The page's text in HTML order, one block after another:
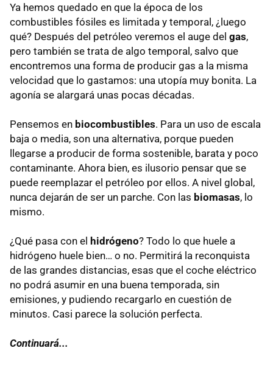
Ya hemos quedado en que la época de los
combustibles fósiles es limitada y temporal, ¿luego
qué? Después del petróleo veremos el auge del gas,
pero también se trata de algo temporal, salvo que
encontremos una forma de producir gas a la misma
velocidad que lo gastamos: una utopía muy bonita. La
agonía se alargará unas pocas décadas.
Pensemos en biocombustibles. Para un uso de escala
baja o media, son una alternativa, porque pueden
llegarse a producir de forma sostenible, barata y poco
contaminante. Ahora bien, es ilusorio pensar que se
puede reemplazar el petróleo por ellos. A nivel global,
nunca dejarán de ser un parche. Con las biomasas, lo
mismo.
¿Qué pasa con el hidrógeno? Todo lo que huele a
hidrógeno huele bien… o no. Permitirá la reconquista
de las grandes distancias, esas que el coche eléctrico
no podrá asumir en una buena temporada, sin
emisiones, y pudiendo recargarlo en cuestión de
minutos. Casi parece la solución perfecta.
Continuará...